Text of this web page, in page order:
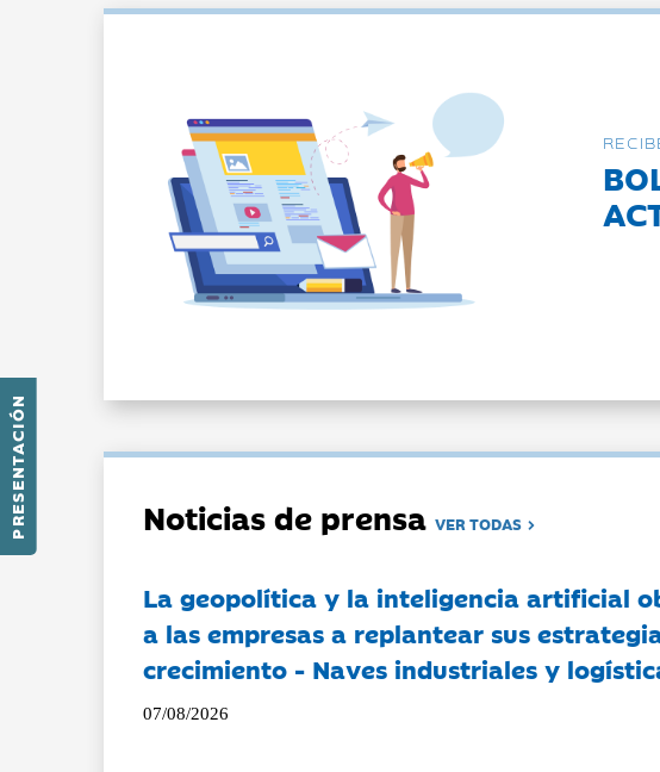
PRESENTACIÓN Noticias de prensaVER TODAS
La geopolítica y la inteligencia artificial
a las empresas a replantear sus
crecimiento - Naves industriales y
07/08/2026